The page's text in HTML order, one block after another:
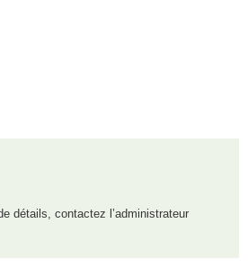
détails, contactez l’administrateur